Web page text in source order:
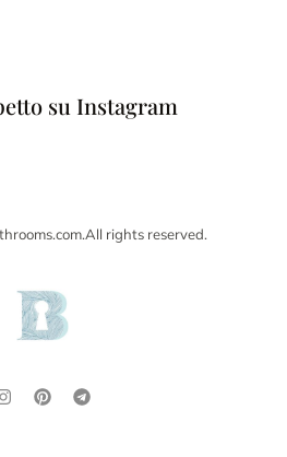
su Instagram
All rights reserved.